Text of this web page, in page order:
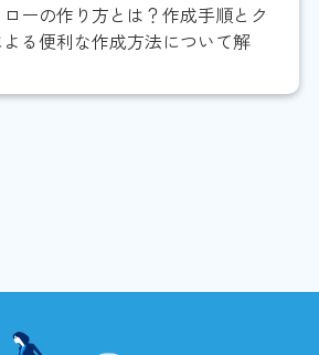
ーの作り方とは？作成手順とク
る便利な作成方法について解